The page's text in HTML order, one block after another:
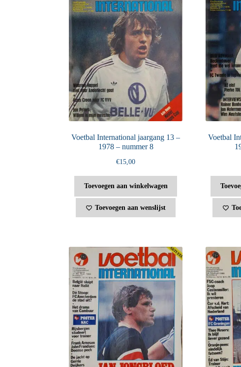
Voetbal International jaargang 13 –
1978 – nummer 8
€15,00
Toevoegen aan winkelwagen
Toevoegen aan wenslijst
Voetbal